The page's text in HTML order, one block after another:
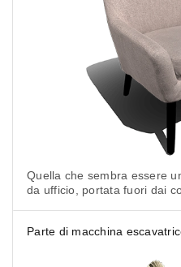
Quella che sembra essere
da ufficio, portata fuori dai
catturare mobili moderni con
Parte di macchina